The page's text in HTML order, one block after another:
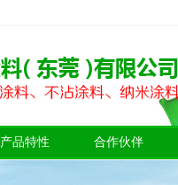
产品特性 合作伙伴